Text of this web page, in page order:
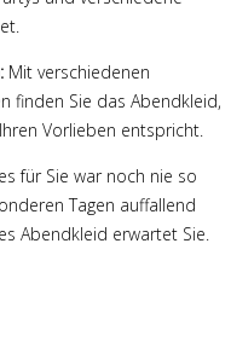
Mit verschiedenen
finden Sie das Abendkleid,
Vorlieben entspricht.
für Sie war noch nie so
Tagen auffallend
Abendkleid erwartet Sie.